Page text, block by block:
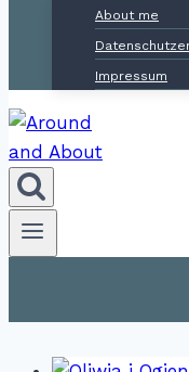
About me
Impressum